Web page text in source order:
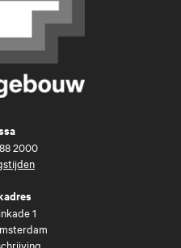
2000
1